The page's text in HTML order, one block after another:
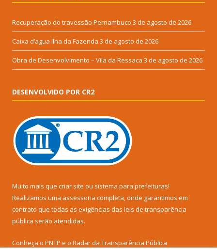
Recuperação do travessão Pernambuco 3 de agosto de 2026
Caixa d’agua Ilha da Fazenda 3 de agosto de 2026
Obra de Desenvolvimento – Vila da Ressaca 3 de agosto de 2026
DESENVOLVIDO POR CR2
Muito mais que criar site ou sistema para prefeituras!
Realizamos uma assessoria completa, onde garantimos em
contrato que todas as exigências das leis de transparência
pública serão atendidas.
Conheça o PNTP e o Radar da Transparência Pública